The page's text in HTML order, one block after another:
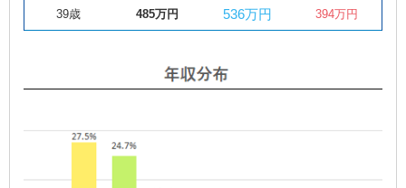
39歳 485万円 536万円 394万円